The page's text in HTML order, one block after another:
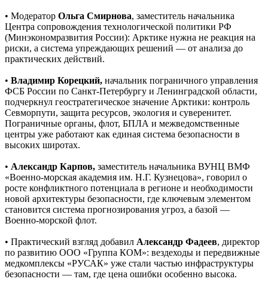
• Модератор Ольга Смирнова, заместитель начальника
Центра сопровождения технологической политики РФ
(Минэкономразвития России): Арктике нужна не реакция на
риски, а система упреждающих решений — от анализа до
практических действий.
• Владимир Корецкий, начальник пограничного управления
ФСБ России по Санкт-Петербургу и Ленинградской области,
подчеркнул геостратегическое значение Арктики: контроль
Севморпути, защита ресурсов, экология и суверенитет.
Пограничные органы, флот, БПЛА и межведомственные
центры уже работают как единая система безопасности в
высоких широтах.
• Александр Карпов, заместитель начальника ВУНЦ ВМФ
«Военно-морская академия им. Н.Г. Кузнецова», говорил о
росте конфликтного потенциала в регионе и необходимости
новой архитектуры безопасности, где ключевым элементом
становится система прогнозирования угроз, а базой —
Военно-морской флот.
• Практический взгляд добавил Александр Фадеев, директор
по развитию ООО «Группа КОМ»: вездеходы и передвижные
медкомплексы «РУСАК» уже стали частью инфраструктуры
безопасности — там, где цена ошибки особенно высока.